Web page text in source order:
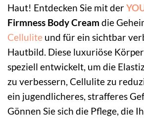
Haut! Entdecken Sie mit der
Firmness Body Cream die
Cellulite und für ein sichtbar
Hautbild. Diese luxuriöse
speziell entwickelt, um die
zu verbessern, Cellulite zu
ein jugendlicheres, strafferes
Gönnen Sie sich die Pflege, die